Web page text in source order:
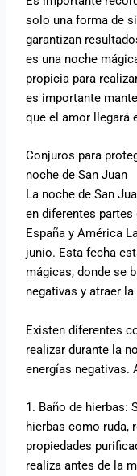
solo una forma de
garantizan
es una noche
propicia para
es importante
que el amor llegará
Conjuros para
noche de San Juan
La noche de San
en diferentes
España y América
junio. Esta fecha
mágicas, donde se
negativas y atraer
Existen diferentes
realizar durante la
energías negativas.
1. Baño de hierbas:
hierbas como ruda,
propiedades
realiza antes de la